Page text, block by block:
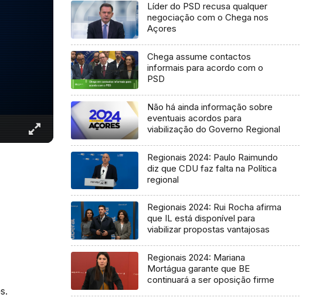
Líder do PSD recusa qualquer
negociação com o Chega nos
Açores
Chega assume contactos
informais para acordo com o
PSD
Não há ainda informação sobre
eventuais acordos para
viabilização do Governo Regional
Regionais 2024: Paulo Raimundo
diz que CDU faz falta na Política
regional
Regionais 2024: Rui Rocha afirma
que IL está disponível para
viabilizar propostas vantajosas
Regionais 2024: Mariana
Mortágua garante que BE
continuará a ser oposição firme